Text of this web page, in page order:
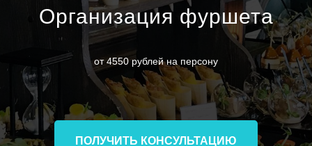
Организация фуршета
от 4550 рублей на персону
ПОЛУЧИТЬ КОНСУЛЬТАЦИЮ